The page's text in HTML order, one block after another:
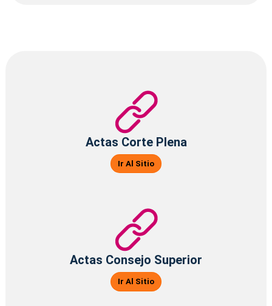
Actas Corte Plena
Ir Al Sitio
Actas Consejo Superior
Ir Al Sitio